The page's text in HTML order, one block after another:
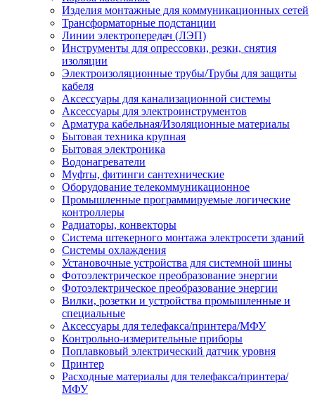
Изделия монтажные для коммуникационных сетей
Трансформаторные подстанции
Линии электропередач (ЛЭП)
Инструменты для опрессовки, резки, снятия
изоляции
Электроизоляционные трубы/Трубы для защиты
кабеля
Аксессуары для канализационной системы
Аксессуары для электроинструментов
Арматура кабельная/Изоляционные материалы
Бытовая техника крупная
Бытовая электроника
Водонагреватели
Муфты, фитинги сантехнические
Оборудование телекоммуникационное
Промышленные программируемые логические
контроллеры
Радиаторы, конвекторы
Система штекерного монтажа электросети зданий
Системы охлаждения
Установочные устройства для системной шины
Фотоэлектрическое преобразование энергии
Фотоэлектрическое преобразование энергии
Вилки, розетки и устройства промышленные и
специальные
Аксессуары для телефакса/принтера/МФУ
Контрольно-измерительные приборы
Поплавковый электрический датчик уровня
Принтер
Расходные материалы для телефакса/принтера/
МФУ